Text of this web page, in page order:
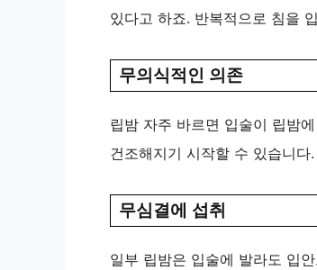
있다고 하죠. 반복적으로 침을
무의식적인 의존
립밤 자주 바르면 입술이 립밤
건조해지기 시작할 수 있습니
무심결에 섭취
일부 립밤은 입술에 발라도 입